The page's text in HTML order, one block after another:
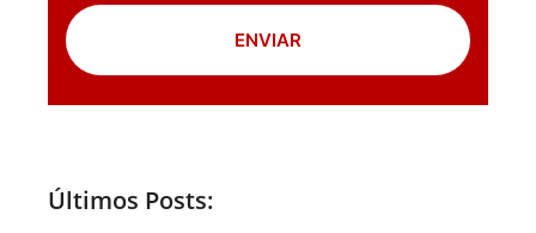
ENVIAR
Últimos Posts: